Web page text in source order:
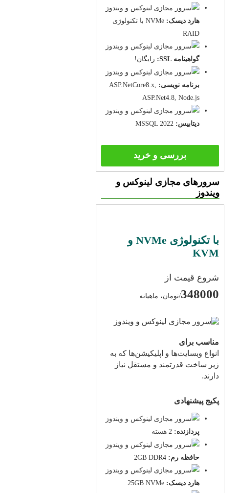
هارد دیسک:
NVMe با تکنولوژی
RAID
گواهینامه SSL: رایگان!
برنامه نویسی: ASP.NetCore8.x,
ASP.Net4.8, Node.js
دیتابیس: MSSQL 2022
بررسی و خرید
سرورهای مجازی لینوکس و
ویندوز
با تکنولوژی NVMe و
KVM
شروع قیمت از
348000/تومان، ماهیانه
مناسب برای
انواع وبسایت‌ها و اپلیکیشن‌ها که به
زیر ساخت قدرتمند و مستقل نیاز
دارند.
پکیج پیشنهادی
پردازنده:
حافظه رم: 2GB DDR4
هارد دیسک: 25GB NVMe